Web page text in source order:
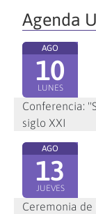
Agenda
AGO
10
LUNES
Conferencia:
siglo XXI
AGO
13
JUEVES
Ceremonia